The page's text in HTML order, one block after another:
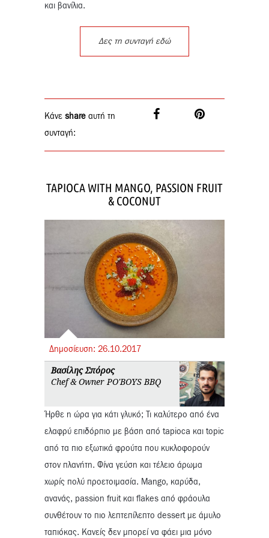
και βανίλια.
Δες τη συνταγή εδώ
Κάνε share αυτή τη
συνταγή:
TAPIOCA WITH MANGO, PASSION FRUIT
& COCONUT
Δημοσίευση: 26.10.2017
Βασίλης Σπόρος
Chef & Owner PO'BOYS BBQ
Ήρθε η ώρα για κάτι γλυκό; Τι καλύτερο από ένα
ελαφρύ επιδόρπιο με βάση από tapioca και topic
από τα πιο εξωτικά φρούτα που κυκλοφορούν
στον πλανήτη. Φίνα γεύση και τέλειο άρωμα
χωρίς πολύ προετοιμασία. Mango, καρύδα,
ανανάς, passion fruit και flakes από φράουλα
συνθέτουν το πιο λεπτεπίλεπτο dessert με άμυλο
ταπιόκας. Κανείς δεν μπορεί να φάει μια μόνο